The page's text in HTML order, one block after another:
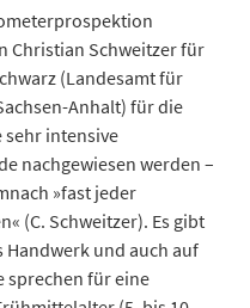
Christian Schweitzer für
(Landesamt für
Anhalt) für die
intensive
nachgewiesen werden –
»fast jeder
(C. Schweitzer). Es gibt
Handwerk und auch auf
sprechen für eine